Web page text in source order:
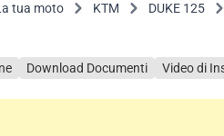
tua moto KTM DUKE 125
Download Documenti Video di